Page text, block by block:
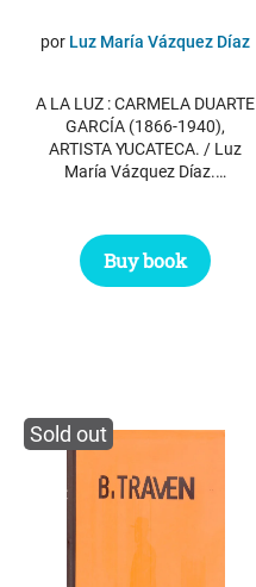
por Luz María Vázquez Díaz
A LA LUZ : CARMELA DUARTE
GARCÍA (1866-1940),
ARTISTA YUCATECA. / Luz
María Vázquez Díaz.…
Buy book
Sold out